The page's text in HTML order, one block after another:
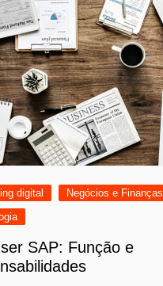
digital
Negócios e Finanças
SAP: Função e